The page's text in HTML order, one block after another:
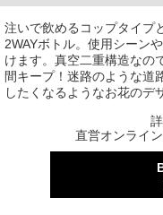
注いで飲めるコップタイプ
2WAYボトル。使用シーン
けます。真空二重構造なの
間キープ！迷路のような道
したくなるようなお花のデ
直営オンライ